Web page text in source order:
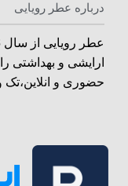
درباره عطر رویایی
ارایشی و بهداشتی
حضوری و انلاین،تک